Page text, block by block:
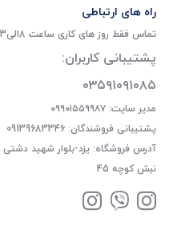
راه های ارتباطی
تماس فقط روز های کاری ساعت 8الی13
پشتیبانی کاربران:
۰۳۵۹۱۰۹۱۰۸۵
مدیر سایت: ۰۹۹۰۱۵۵۹۹۸۷
پشتیبانی فروشندگان: 09139683346
آدرس فروشگاه: یزد-بلوار شهید دشتی
نبش کوچه 45